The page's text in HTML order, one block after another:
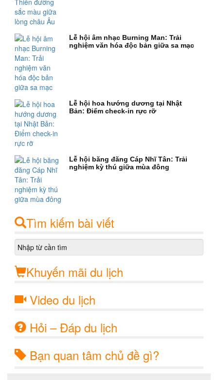
Lễ hội âm nhạc Burning Man: Trải
nghiệm văn hóa độc bản giữa sa mạc
Lễ hội hoa hướng dương tại Nhật
Bản: Điểm check-in rực rỡ
Lễ hội băng đăng Cáp Nhĩ Tân: Trải
nghiệm kỳ thú giữa mùa đông
Tìm kiếm bài viết
Khuyến mãi du lịch
Video du lịch
Hỏi – Đáp du lịch
Bạn quan tâm chủ đề gì?